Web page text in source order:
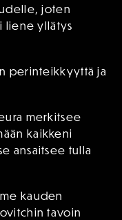
joten
liene yllätys
perinteikkyyttä ja
merkitsee
kaikkeni
ansaitsee tulla
kauden
tavoin